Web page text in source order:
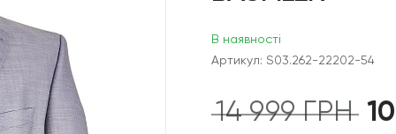
В наявності
Артикул: S03.262-22202-54
14 999ГРН